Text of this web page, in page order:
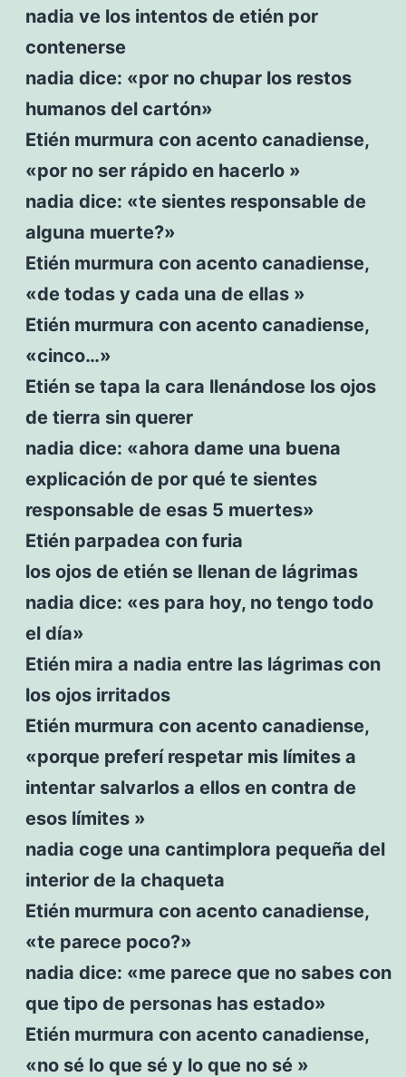
nadia ve los intentos de etién por
contenerse
nadia dice: «por no chupar los restos
humanos del cartón»
Etién murmura con acento canadiense,
«por no ser rápido en hacerlo »
nadia dice: «te sientes responsable de
alguna muerte?»
Etién murmura con acento canadiense,
«de todas y cada una de ellas »
Etién murmura con acento canadiense,
«cinco…»
Etién se tapa la cara llenándose los ojos
de tierra sin querer
nadia dice: «ahora dame una buena
explicación de por qué te sientes
responsable de esas 5 muertes»
Etién parpadea con furia
los ojos de etién se llenan de lágrimas
nadia dice: «es para hoy, no tengo todo
el día»
Etién mira a nadia entre las lágrimas con
los ojos irritados
Etién murmura con acento canadiense,
«porque preferí respetar mis límites a
intentar salvarlos a ellos en contra de
esos límites »
nadia coge una cantimplora pequeña del
interior de la chaqueta
Etién murmura con acento canadiense,
«te parece poco?»
nadia dice: «me parece que no sabes con
que tipo de personas has estado»
Etién murmura con acento canadiense,
«no sé lo que sé y lo que no sé »